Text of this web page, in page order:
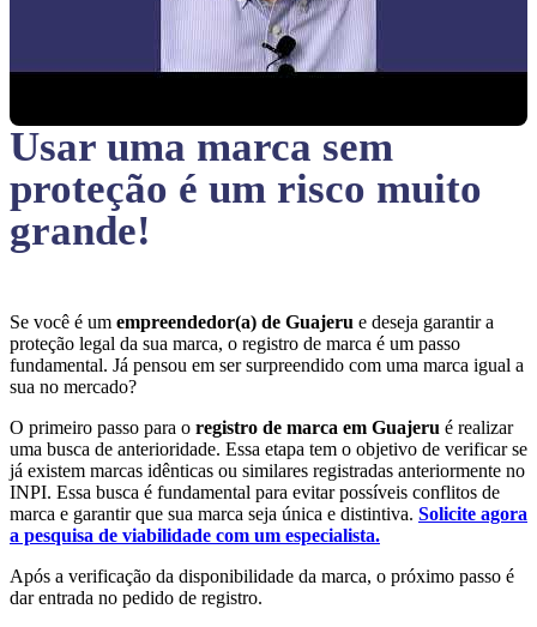
Usar uma marca sem
proteção é um risco muito
grande!
Se você é um empreendedor(a) de Guajeru e deseja garantir a
proteção legal da sua marca, o registro de marca é um passo
fundamental. Já pensou em ser surpreendido com uma marca igual a
sua no mercado?
O primeiro passo para o registro de marca em Guajeru é realizar
uma busca de anterioridade. Essa etapa tem o objetivo de verificar se
já existem marcas idênticas ou similares registradas anteriormente no
INPI. Essa busca é fundamental para evitar possíveis conflitos de
marca e garantir que sua marca seja única e distintiva. Solicite agora
a pesquisa de viabilidade com um especialista.
Após a verificação da disponibilidade da marca, o próximo passo é
dar entrada no pedido de registro.